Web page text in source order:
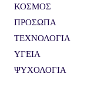
ΚΟΣΜΟΣ
ΠΡΟΣΩΠΑ
ΤΕΧΝΟΛΟΓΙΑ
ΥΓΕΙΑ
ΨΥΧΟΛΟΓΙΑ